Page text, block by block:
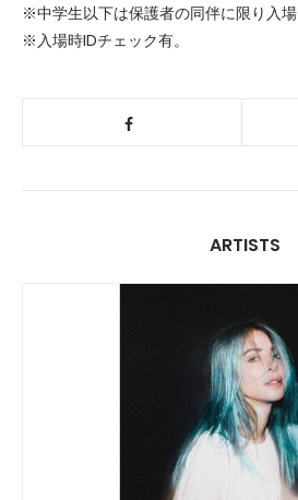
※中学生以下は保護者の同伴に限り入場
※入場時IDチェック有。
ARTISTS